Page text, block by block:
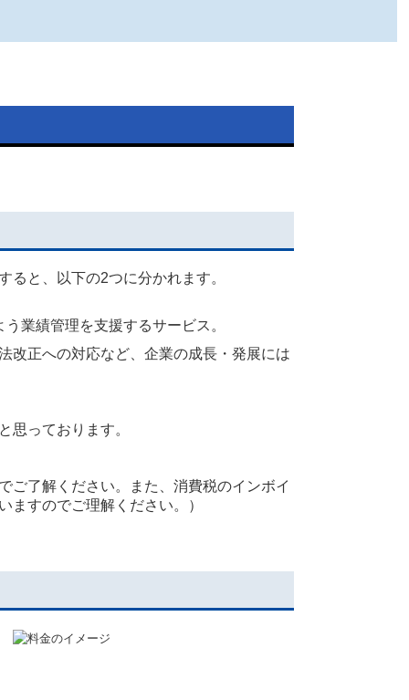
と、以下の2つに分かれます。
業績管理を支援するサービス。
改正への対応など、企業の成長・発展には
思っております。
ご了解ください。また、消費税のインボイ
すのでご理解ください。）